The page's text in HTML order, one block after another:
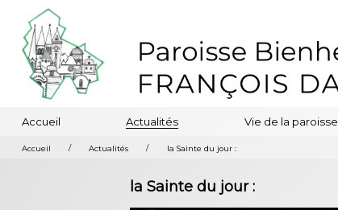
Accueil Actualités Vie de la paroisse
Accueil / Actualités / la Sainte du jour :
la Sainte du jour :